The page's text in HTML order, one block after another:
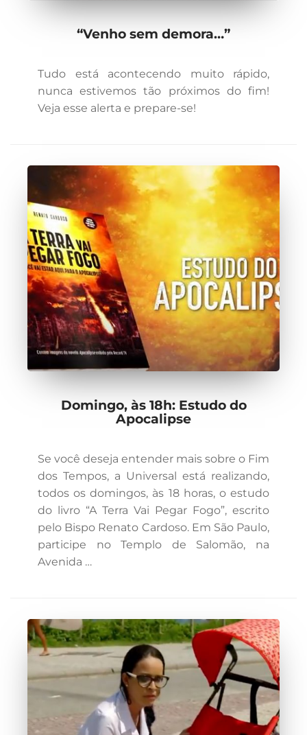
“Venho sem demora…”
Tudo está acontecendo muito rápido,
nunca estivemos tão próximos do fim!
Veja esse alerta e prepare-se!
Domingo, às 18h: Estudo do
Apocalipse
Se você deseja entender mais sobre o Fim
dos Tempos, a Universal está realizando,
todos os domingos, às 18 horas, o estudo
do livro “A Terra Vai Pegar Fogo”, escrito
pelo Bispo Renato Cardoso. Em São Paulo,
participe no Templo de Salomão, na
Avenida …